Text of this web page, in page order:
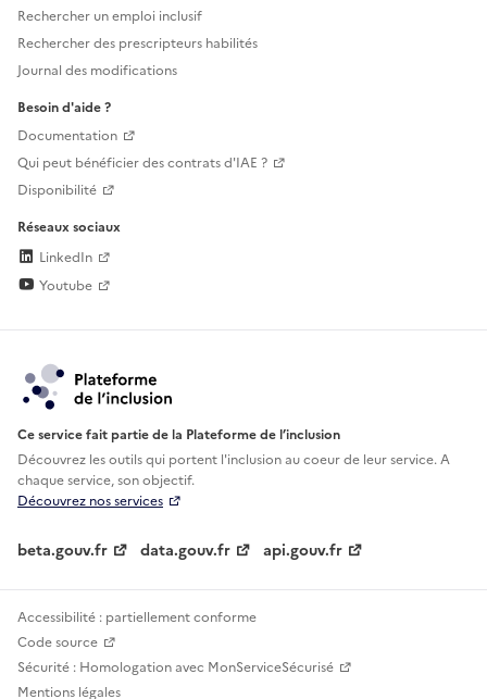
Rechercher un emploi inclusif
Rechercher des prescripteurs habilités
Journal des modifications
Besoin d'aide ?
Documentation
Qui peut bénéficier des contrats d'IAE ?
Disponibilité
Réseaux sociaux
LinkedIn
Youtube
Ce service fait partie de la Plateforme de l’inclusion
Découvrez les outils qui portent l'inclusion aucoeur de leur service. A
chaque service, son objectif.
Découvrez nos services
beta.gouv.fr data.gouv.fr api.gouv.fr
Accessibilité : partiellement conforme
Code source
Sécurité : Homologation avec MonServiceSécurisé
Mentions légales